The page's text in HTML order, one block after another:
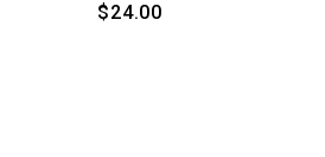
$24.00